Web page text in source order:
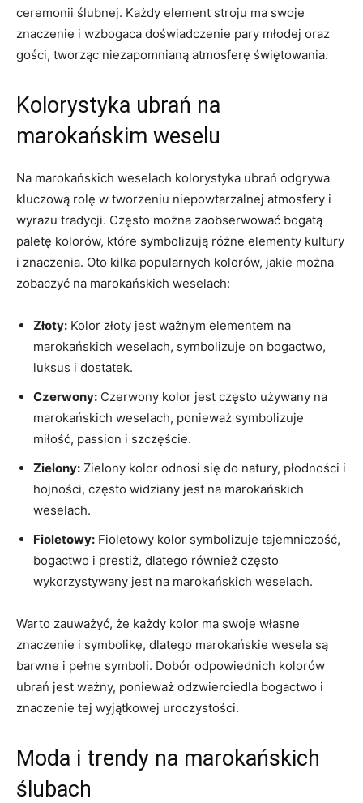
ceremonii ślubnej. Każdy element stroju ma⁢ swoje
znaczenie ⁤i wzbogaca ⁢doświadczenie pary młodej ⁤oraz
gości, tworząc niezapomnianą ⁢atmosferę świętowania.
Kolorystyka ubrań na
marokańskim⁢ weselu
Na⁤ marokańskich weselach ⁢kolorystyka ubrań⁢ odgrywa
kluczową rolę w tworzeniu ‌niepowtarzalnej atmosfery i
wyrazu tradycji. ⁤Często‌ można zaobserwować⁤ bogatą
paletę kolorów,⁤ które symbolizują ‍różne​ elementy kultury
i znaczenia. ⁢Oto kilka popularnych kolorów,⁤ jakie ‍można ​
zobaczyć na ‌marokańskich weselach:
Złoty: Kolor złoty‌ jest ważnym elementem na
marokańskich⁤ weselach, symbolizuje on⁣ bogactwo,
luksus‌ i⁤ dostatek.
Czerwony: Czerwony⁤ kolor jest często używany na
marokańskich weselach, ponieważ symbolizuje
miłość, passion​ i szczęście.
Zielony: Zielony kolor odnosi ​się do natury,⁤ płodności i
hojności, często widziany jest na marokańskich
weselach.
Fioletowy: ⁤Fioletowy kolor symbolizuje tajemniczość,
bogactwo i‍ prestiż, dlatego również często‍
wykorzystywany jest na marokańskich⁤ weselach.
Warto​ zauważyć,⁤ że każdy kolor ma swoje ‌własne
⁣znaczenie i ‌symbolikę,‍ dlatego marokańskie wesela są
barwne i pełne symboli. Dobór odpowiednich kolorów
ubrań jest ważny, ponieważ odzwierciedla⁢ bogactwo i
znaczenie​ tej wyjątkowej uroczystości.
Moda i trendy na ⁣marokańskich
ślubach